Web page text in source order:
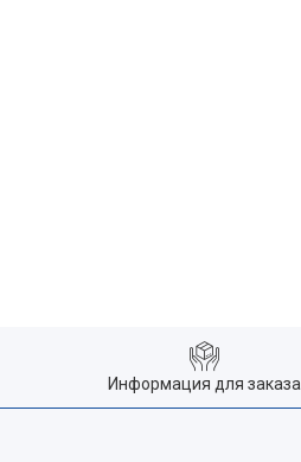
Информация для заказа